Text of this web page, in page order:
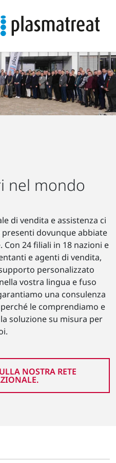
nel mondo
di vendita e assistenza ci
dovunque abbiate
24 filiali in 18 nazioni e
e agenti di vendita,
personalizzato
vostra lingua e fuso
una consulenza
le comprendiamo e
soluzione su misura per
NOSTRA RETE